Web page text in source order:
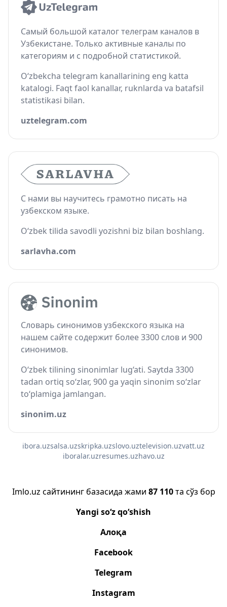
Самый большой каталог телеграм каналов в
Узбекистане. Только активные каналы по
категориям и с подробной статистикой.
O‘zbekcha telegram kanallarining eng katta
katalogi. Faqt faol kanallar, ruknlarda va batafsil
statistikasi bilan.
uztelegram.com
С нами вы научитесь грамотно писать на
узбекском языке.
O‘zbek tilida savodli yozishni biz bilan boshlang.
sarlavha.com
Словарь синонимов узбекского языка на
нашем сайте содержит более 3300 слов и 900
синонимов.
O‘zbek tilining sinonimlar lug‘ati. Saytda 3300
tadan ortiq so‘zlar, 900 ga yaqin sinonim so‘zlar
to‘plamiga jamlangan.
sinonim.uz
ibora.uzsalsa.uzskripka.uzslovo.uztelevision.uzvatt.uz
iboralar.uzresumes.uzhavo.uz
Imlo.uz сайтининг базасида жами 87 110та сўз бор
Yangi so‘z qo‘shish
Алоқа
Facebook
Telegram
Instagram